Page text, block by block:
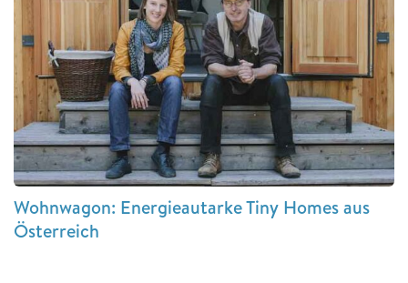
Wohnwagon: Energieautarke Tiny Homes aus
Österreich